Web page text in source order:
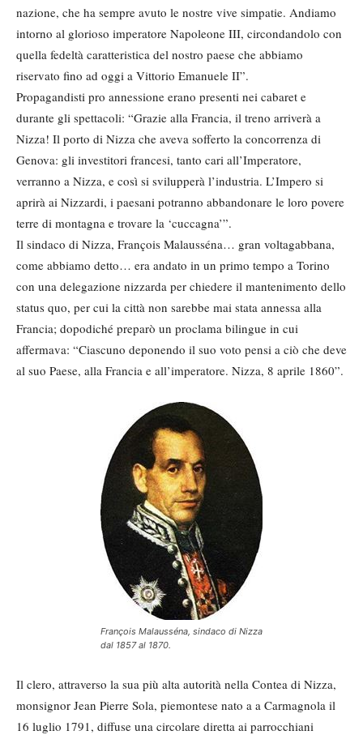
nazione, che ha sempre avuto le nostre vive simpatie. Andiamo
intorno al glorioso imperatore Napoleone III, circondandolo con
quella fedeltà caratteristica del nostro paese che abbiamo
riservato fino ad oggi a Vittorio Emanuele II”.
Propagandisti pro annessione erano presenti nei cabaret e
durante gli spettacoli: “Grazie alla Francia, il treno arriverà a
Nizza! Il porto di Nizza che aveva sofferto la concorrenza di
Genova: gli investitori francesi, tanto cari all’Imperatore,
verranno a Nizza, e così si svilupperà l’industria. L’Impero si
aprirà ai Nizzardi, i paesani potranno abbandonare le loro povere
terre di montagna e trovare la ‘cuccagna’”.
Il sindaco di Nizza, François Malausséna… gran voltagabbana,
come abbiamo detto… era andato in un primo tempo a Torino
con una delegazione nizzarda per chiedere il mantenimento dello
status quo, per cui la città non sarebbe mai stata annessa alla
Francia; dopodiché preparò un proclama bilingue in cui
affermava: “Ciascuno deponendo il suo voto pensi a ciò che deve
al suo Paese, alla Francia e all’imperatore. Nizza, 8 aprile 1860”.
François Malausséna, sindaco di Nizza
dal 1857 al 1870.
Il clero, attraverso la sua più alta autorità nella Contea di Nizza,
monsignor Jean Pierre Sola, piemontese nato a a Carmagnola il
16 luglio 1791, diffuse una circolare diretta ai parrocchiani